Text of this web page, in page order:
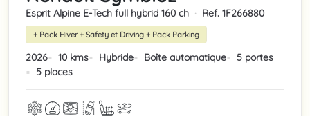
Esprit Alpine E-Tech full hybrid 160 ch · Ref. 1F266880
+ Pack Hiver + Safety et Driving + Pack Parking
2026 10 kms Hybride Boîte automatique
5 portes
5 places